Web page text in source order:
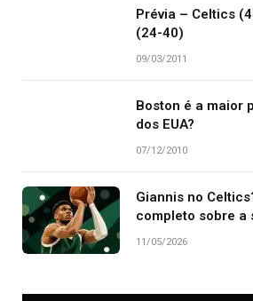
Prévia – Celtics
(24-40)
09/03/2011
Boston é a maior
dos EUA?
07/12/2010
Giannis no
completo sobre a
11/05/2026